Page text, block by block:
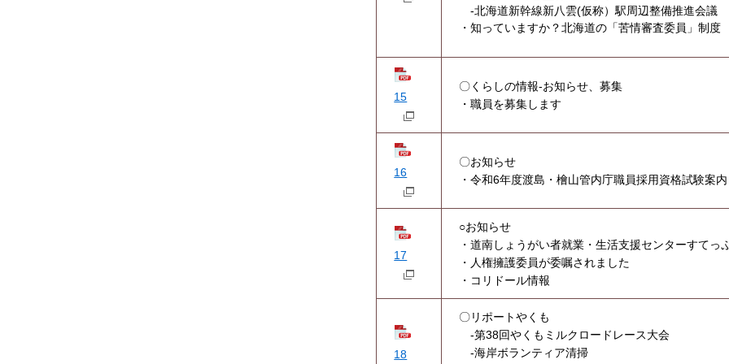
-北海道新幹線新八雲(仮称）駅周辺整備推進会議
・知っていますか？北海道の「苦情審査委員」制度
15
〇くらしの情報-お知らせ、募集
・職員を募集します​
16
〇お知らせ
・令和6年度渡島・檜山管内庁職員採用資格試験案内
17
○お知らせ
・道南しょうがい者就業・生活支援センターすてっ
・人権擁護委員が委嘱されました
・コリドール情報​
18
〇リポートやくも​
-第38回やくもミルクロードレース大会
-海岸ボランティア清掃